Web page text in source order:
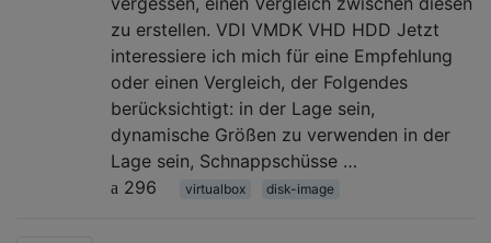
zu erstellen. VDI VMDK VHD HDD Jetzt
interessiere ich mich für eine Empfehlung
oder einen Vergleich, der Folgendes
berücksichtigt: in der Lage sein,
dynamische Größen zu verwenden in der
Lage sein, Schnappschüsse …
296
virtualbox disk-image